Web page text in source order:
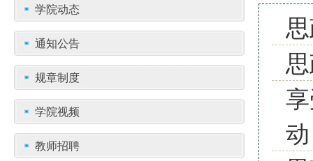
学院动态
通知公告
规章制度
学院视频
教师招聘
动